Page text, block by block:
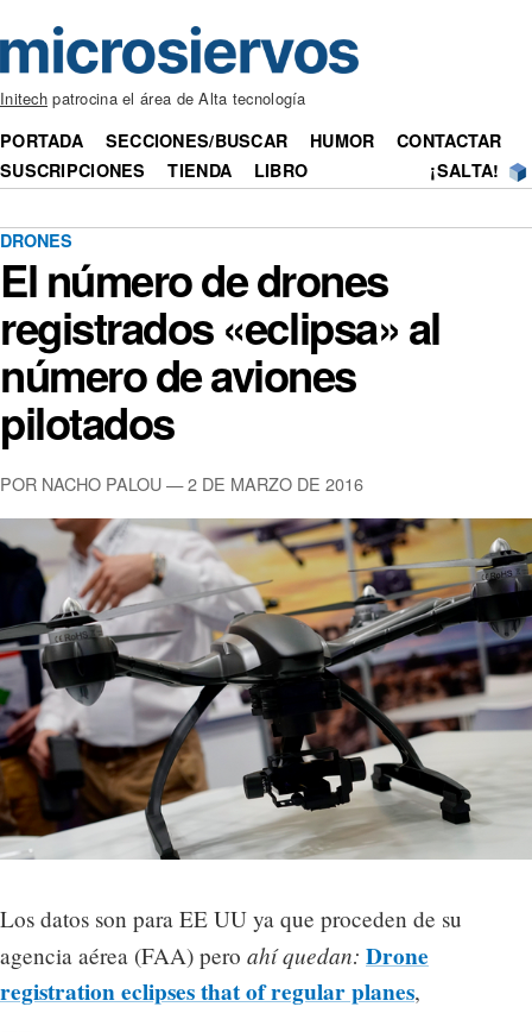
Initech patrocina el área de Alta tecnología
PORTADA SECCIONES/BUSCAR HUMOR
CONTACTAR
SUSCRIPCIONES
TIENDA LIBRO ¡SALTA!
DRONES
El número de drones
registrados «eclipsa» al
número de aviones
pilotados
POR NACHO PALOU — 2 DE MARZO DE 2016
Los datos son para EE UU ya que proceden de su
agencia aérea (FAA) pero ahí quedan: Drone
registration eclipses that of regular planes,